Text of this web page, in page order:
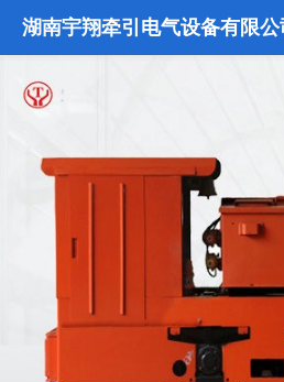
湖南宇翔牵引电气设备有限公